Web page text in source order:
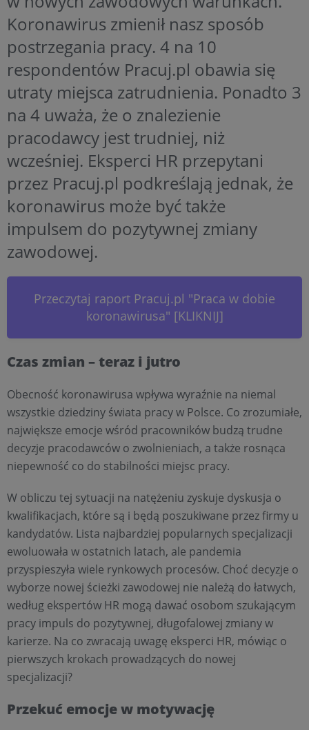
Koronawirus zmienił nasz sposób
postrzegania pracy. 4 na 10
respondentów Pracuj.pl obawia się
utraty miejsca zatrudnienia. Ponadto 3
na 4 uważa, że o znalezienie
pracodawcy jest trudniej, niż
wcześniej. Eksperci HR przepytani
przez Pracuj.pl podkreślają jednak, że
koronawirus może być także
impulsem do pozytywnej zmiany
zawodowej.
Przeczytaj raport Pracuj.pl "Praca w dobie
koronawirusa" [KLIKNIJ]
Czas zmian – teraz i jutro
Obecność koronawirusa wpływa wyraźnie na niemal
wszystkie dziedziny świata pracy w Polsce. Co zrozumiałe,
największe emocje wśród pracowników budzą trudne
decyzje pracodawców o zwolnieniach, a także rosnąca
niepewność co do stabilności miejsc pracy.
W obliczu tej sytuacji na natężeniu zyskuje dyskusja o
kwalifikacjach, które są i będą poszukiwane przez firmy u
kandydatów. Lista najbardziej popularnych specjalizacji
ewoluowała w ostatnich latach, ale pandemia
przyspieszyła wiele rynkowych procesów. Choć decyzje o
wyborze nowej ścieżki zawodowej nie należą do łatwych,
według ekspertów HR mogą dawać osobom szukającym
pracy impuls do pozytywnej, długofalowej zmiany w
karierze. Na co zwracają uwagę eksperci HR, mówiąc o
pierwszych krokach prowadzących do nowej
specjalizacji?
Przekuć emocje w motywację